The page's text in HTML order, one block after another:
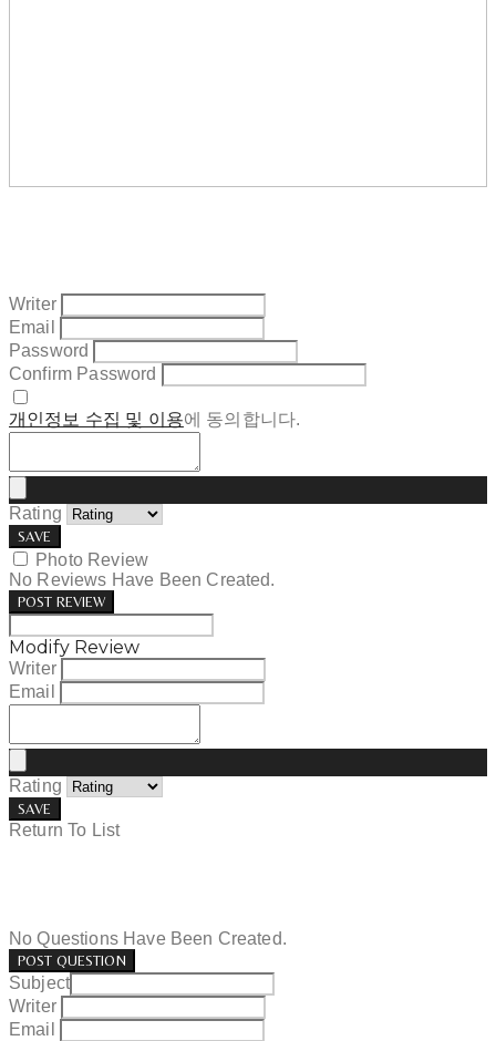
Writer
Email
Password
Confirm Password
개인정보 수집 및 이용에 동의합니다.
Rating
SAVE
Photo Review
No Reviews Have Been Created.
POST REVIEW
Modify Review
Writer
Email
Rating
SAVE
Return To List
No Questions Have Been Created.
POST QUESTION
Subject
Writer
Email